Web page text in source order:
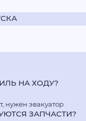
НА ХОДУ?
нужен эвакуатор
ЗАПЧАСТИ?